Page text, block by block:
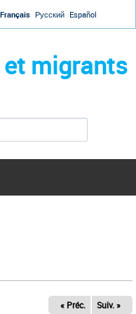
Français Русский Español
migrants
« Préc. Suiv. »